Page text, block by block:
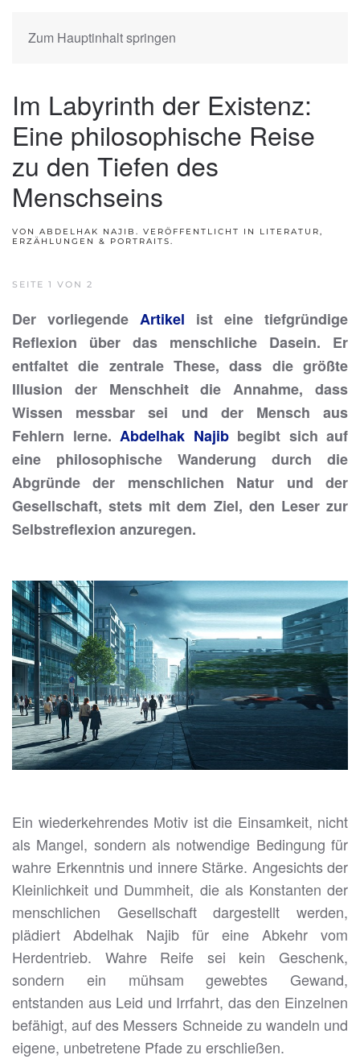
Zum Hauptinhalt springen
Im Labyrinth der Existenz:
Eine philosophische Reise
zu den Tiefen des
Menschseins
VON ABDELHAK NAJIB. VERÖFFENTLICHT IN LITERATUR,
ERZÄHLUNGEN & PORTRAITS.
SEITE 1 VON 2
Der vorliegende Artikel ist eine tiefgründige
Reflexion über das menschliche Dasein. Er
entfaltet die zentrale These, dass die größte
Illusion der Menschheit die Annahme, dass
Wissen messbar sei und der Mensch aus
Fehlern lerne. Abdelhak Najibbegibt sich auf
eine philosophische Wanderung durch die
Abgründe der menschlichen Natur und der
Gesellschaft, stets mit dem Ziel, den Leser zur
Selbstreflexion anzuregen.
Ein wiederkehrendes Motiv ist die Einsamkeit, nicht
als Mangel, sondern als notwendige Bedingung für
wahre Erkenntnis und innere Stärke. Angesichts der
Kleinlichkeit und Dummheit, die als Konstanten der
menschlichen Gesellschaft dargestellt werden,
plädiert Abdelhak Najib für eine Abkehr vom
Herdentrieb. Wahre Reife sei kein Geschenk,
sondern ein mühsam gewebtes Gewand,
entstanden aus Leid und Irrfahrt, das den Einzelnen
befähigt, auf des Messers Schneide zu wandeln und
eigene, unbetretene Pfade zu erschließen.